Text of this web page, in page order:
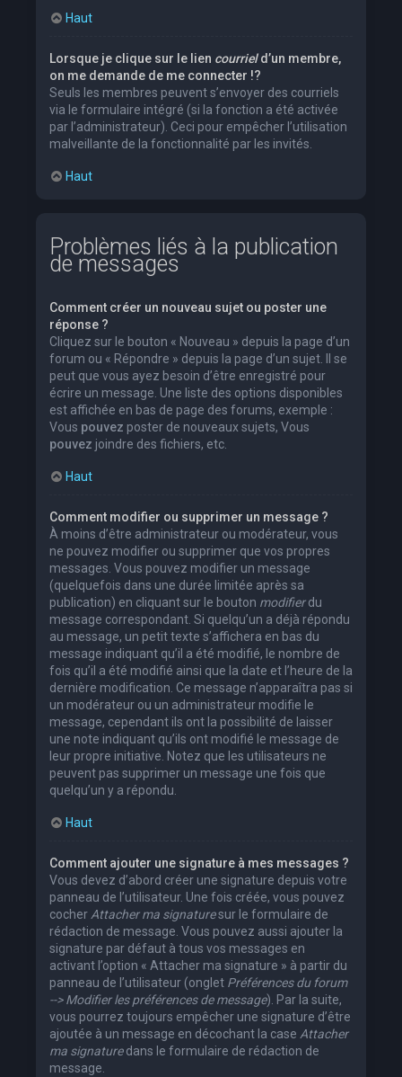
Haut
Lorsque je clique sur le lien courrield’un membre,
on me demande de me connecter !?
Seuls les membres peuvent s’envoyer des courriels
via le formulaire intégré (si la fonction a été activée
par l’administrateur). Ceci pour empêcher l’utilisation
malveillante de la fonctionnalité par les invités.
Haut
Problèmes liés à la publication
de messages
Comment créer un nouveau sujet ou poster une
réponse ?
Cliquez sur le bouton « Nouveau » depuis la page d’un
forum ou « Répondre » depuis la page d’un sujet. Il se
peut que vous ayez besoin d’être enregistré pour
écrire un message. Une liste des options disponibles
est affichée en bas de page des forums, exemple :
Vous pouvez poster de nouveaux sujets, Vous
pouvez joindre des fichiers, etc.
Haut
Comment modifier ou supprimer un message ?
À moins d’être administrateur ou modérateur, vous
ne pouvez modifier ou supprimer que vos propres
messages. Vous pouvez modifier un message
(quelquefois dans une durée limitée après sa
publication) en cliquant sur le bouton modifierdu
message correspondant. Si quelqu’un a déjà répondu
au message, un petit texte s’affichera en bas du
message indiquant qu’il a été modifié, le nombre de
fois qu’il a été modifié ainsi que la date et l’heure de la
dernière modification. Ce message n’apparaîtra pas si
un modérateur ou un administrateur modifie le
message, cependant ils ont la possibilité de laisser
une note indiquant qu’ils ont modifié le message de
leur propre initiative. Notez que les utilisateurs ne
peuvent pas supprimer un message une fois que
quelqu’un y a répondu.
Haut
Comment ajouter une signature à mes messages ?
Vous devez d’abord créer une signature depuis votre
panneau de l’utilisateur. Une fois créée, vous pouvez
cocher Attacher ma signaturesur le formulaire de
rédaction de message. Vous pouvez aussi ajouter la
signature par défaut à tous vos messages en
activant l’option « Attacher ma signature » à partir du
panneau de l’utilisateur (onglet Préférences du forum
--> Modifier les préférences de message). Par la suite,
vous pourrez toujours empêcher une signature d’être
ajoutée à un message en décochant la case Attacher
ma signaturedans le formulaire de rédaction de
message.